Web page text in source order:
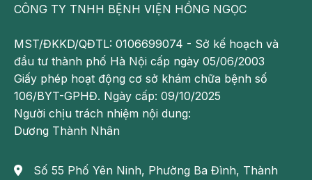
CÔNG TY TNHH BỆNH VIỆN HỒNG NGỌC
MST/ĐKKD/QĐTL: 0106699074 - Sở kế hoạch và
đầu tư thành phố Hà Nội cấp ngày 05/06/2003
Giấy phép hoạt động cơ sở khám chữa bệnh số
106/BYT-GPHĐ. Ngày cấp: 09/10/2025
Người chịu trách nhiệm nội dung:
Dương Thành Nhân
Số 55 Phố Yên Ninh, Phường Ba Đình, Thành